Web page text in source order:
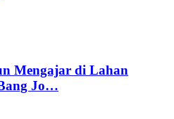
Mengajar di Lahan
Jo…